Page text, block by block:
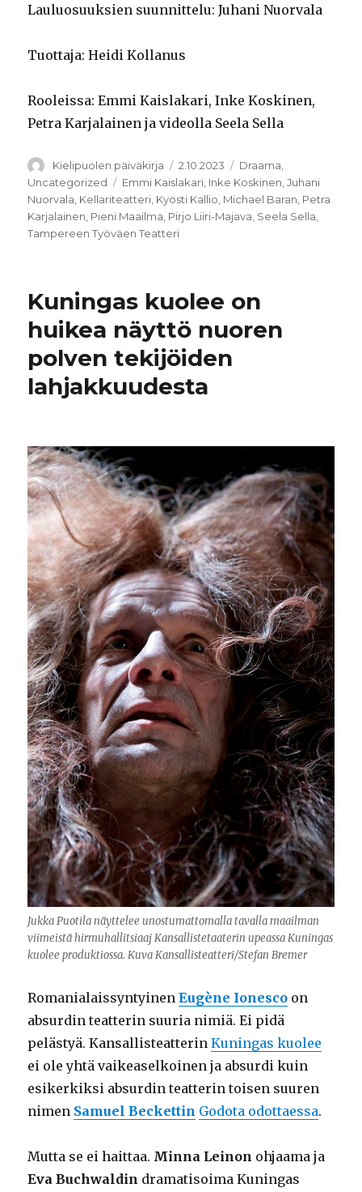
Lauluosuuksien suunnittelu: Juhani Nuorvala
Tuottaja: Heidi Kollanus
Rooleissa: Emmi Kaislakari, Inke Koskinen,
Petra Karjalainen ja videolla Seela Sella
Kirjoittaja
Kielipuolen päiväkirja Julkaistu
2.10.2023 Kategoriat
Draama
Uncategorized
Avainsanat
Emmi Kaislakari, Inke Koskinen,Juhani
Nuorvala, Kellariteatteri, Kyösti Kallio, Michael Baran, Petra
Karjalainen, Pieni Maailma, Pirjo Liiri-Majava, Seela Sella,
Tampereen Työväen Teatteri
Kuningas kuolee on
huikea näyttö nuoren
polven tekijöiden
lahjakkuudesta
Jukka Puotila näyttelee unostumattomalla tavalla maailman
viimeistä hirmuhallitsiaaj Kansallistetaaterin upeassa Kuningas
kuolee produktiossa. Kuva Kansallisteatteri/Stefan Bremer
Romanialaissyntyinen Eugène Ionesco on
absurdin teatterin suuria nimiä. Ei pidä
pelästyä. KansallisteatterinKuningas kuolee
ei ole yhtä vaikeaselkoinen ja absurdi kuin
esikerkiksi absurdin teatterin toisen suuren
nimen Samuel Beckettin Godota odottaessa.
Mutta se ei haittaa. Minna Leinon ohjaama ja
Eva Buchwaldin dramatisoima Kuningas